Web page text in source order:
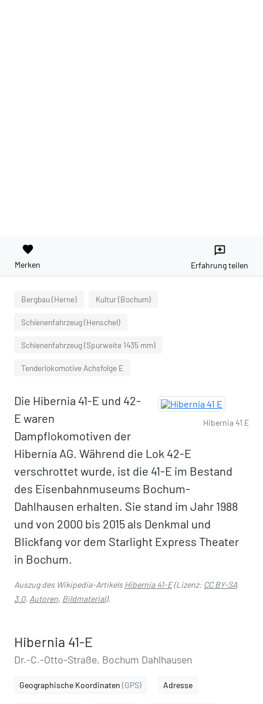
favorite
Merken
reviews
Erfahrung teilen
Bergbau (Herne) Kultur (Bochum)
Schienenfahrzeug (Henschel)
Schienenfahrzeug (Spurweite 1435 mm)
Tenderlokomotive Achsfolge E
Hibernia 41 E
Die Hibernia 41-E und 42-
E waren
Dampflokomotiven der
Hibernia AG. Während die Lok 42-E
verschrottet wurde, ist die 41-E im Bestand
des Eisenbahnmuseums Bochum-
Dahlhausen erhalten. Sie stand im Jahr 1988
und von 2000 bis 2015 als Denkmal und
Blickfang vor dem Starlight Express Theater
in Bochum.
Auszug des Wikipedia-ArtikelsHibernia 41-E(Lizenz: CC BY-SA
3.0, Autoren, Bildmaterial).
Hibernia 41-E
Dr.-C.-Otto-Straße, Bochum Dahlhausen
Geographische Koordinaten (GPS) Adresse